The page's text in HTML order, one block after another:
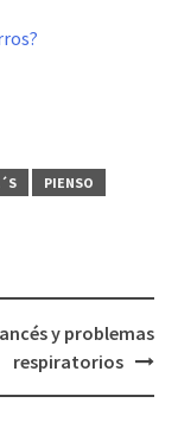
PIENSO
y problemas
respiratorios